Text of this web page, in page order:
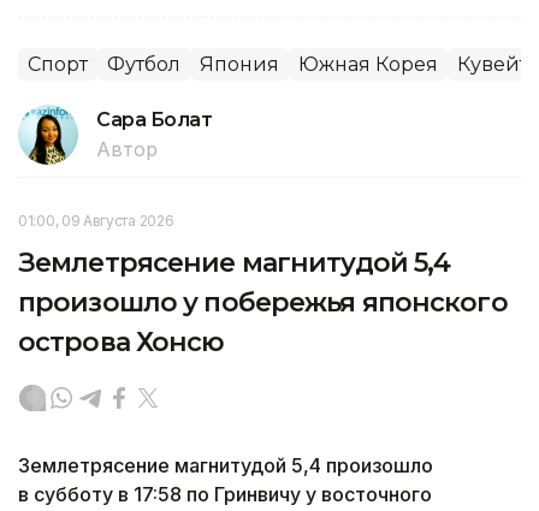
Спорт Футбол Япония Южная Корея Кувейт
Сара Болат
Автор
01:00, 09 Августа 2026
Землетрясение магнитудой 5,4
произошло у побережья японского
острова Хонсю
Землетрясение магнитудой 5,4 произошло
в субботу в 17:58 по Гринвичу у восточного